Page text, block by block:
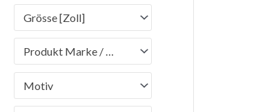
Grösse [Zoll]
Produkt Marke / Brand
Motiv